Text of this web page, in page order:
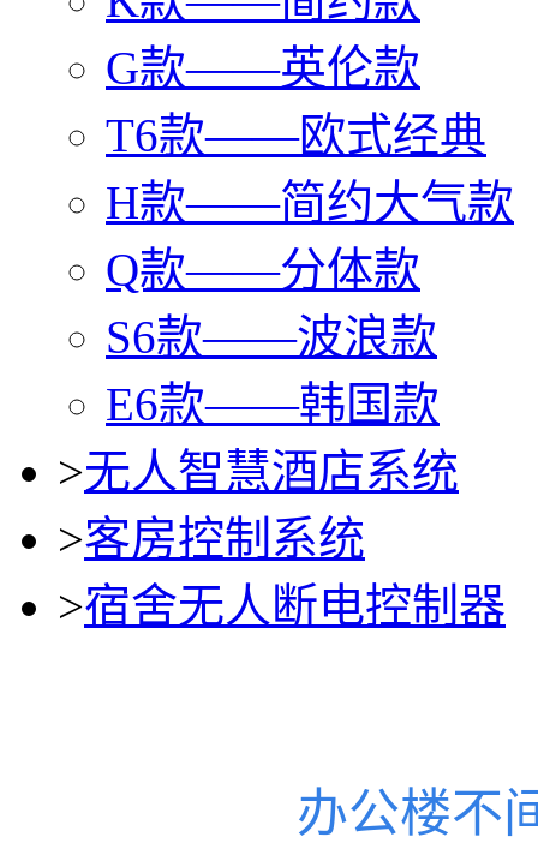
G款——英伦款
T6款——欧式经典
H款——简约大气款
Q款——分体款
S6款——波浪款
E6款——韩国款
>无人智慧酒店系统
>客房控制系统
>宿舍无人断电控制器
办公楼不